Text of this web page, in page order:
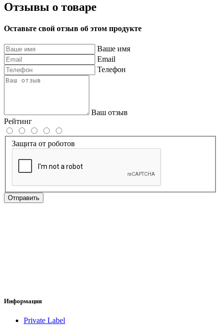
Отзывы о товаре
Оставьте свой отзыв об этом продукте
Ваше имя
Email
Телефон
Ваш отзыв
Рейтинг
Защита от роботов
Отправить
Информация
Private Label